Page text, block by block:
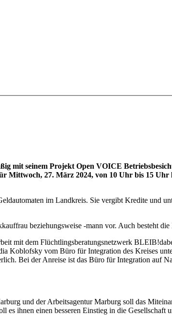
mit seinem Projekt Open VOICE
Mittwoch, 27. März 2024, von 10 Uhr bis 15
im Landkreis. Sie vergibt Kredite und
beziehungsweise -mann vor. Auch besteht
mit dem Flüchtlingsberatungsnetzwerk
Koblofsky vom Büro für Integration des Kreises
Bei der Anreise ist das Büro für Integration auf
und der Arbeitsagentur Marburg soll das
ihnen einen besseren Einstieg in die Gesellschaft